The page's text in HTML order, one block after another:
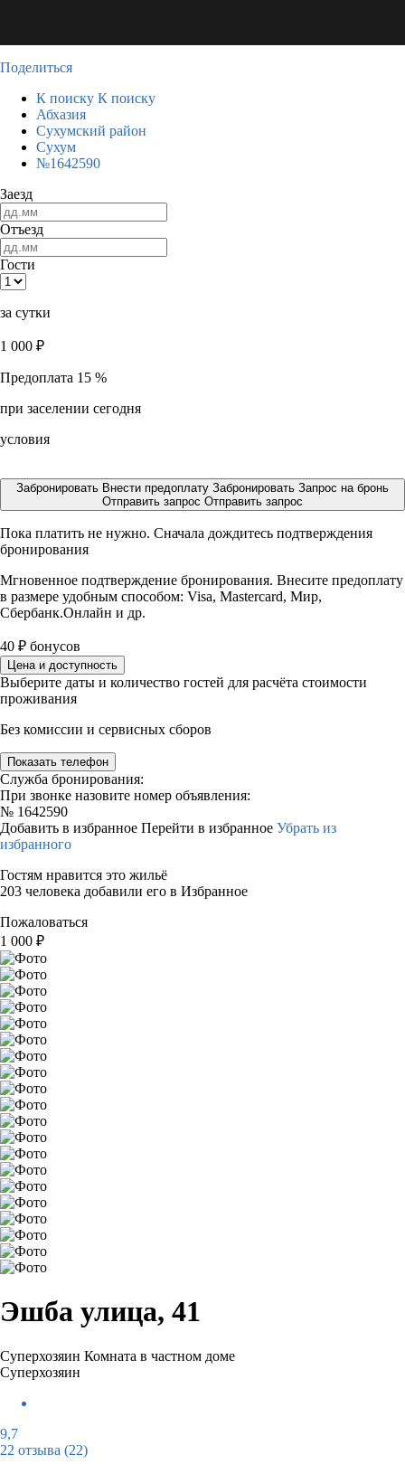
Поделиться
К поиску К поиску
Абхазия
Сухумский район
Сухум
№1642590
Заезд
Отъезд
Гости
за сутки
1 000 ₽
Предоплата 15 %
при заселении сегодня
условия
Забронировать Внести предоплату Забронировать Запрос на бронь
Отправить запрос Отправить запрос
Пока платить не нужно. Сначала дождитесь подтверждения
бронирования
Мгновенное подтверждение бронирования. Внесите предоплату
в размере удобным способом: Visa, Mastercard, Мир,
Сбербанк.Онлайн и др.
40 ₽ бонусов
Цена и доступность
Выберите даты и количество гостей для расчёта стоимости
проживания
Без комиссии и сервисных сборов
Показать телефон
Служба бронирования:
При звонке назовите номер объявления:
№ 1642590
Добавить в избранное Перейти в избранное Убрать из
избранного
Гостям нравится это жильё
203 человека добавили его в Избранное
Пожаловаться
1 000 ₽
Эшба улица, 41
Суперхозяин Комната в частном доме
Суперхозяин
9,7
22 отзыва (22)